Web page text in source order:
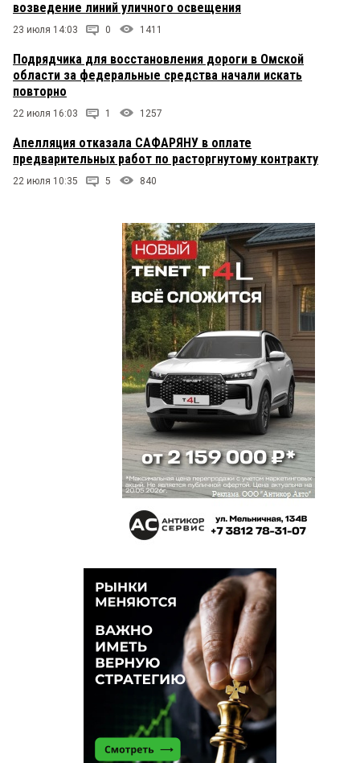
возведение линий уличного освещения
23 июля 14:03 0 1411
Подрядчика для восстановления дороги в Омской
области за федеральные средства начали искать
повторно
22 июля 16:03 1 1257
Апелляция отказала САФАРЯНУ в оплате
предварительных работ по расторгнутому контракту
22 июля 10:35 5 840